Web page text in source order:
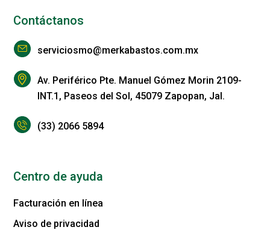
Contáctanos
serviciosmo@merkabastos.com.mx
Av. Periférico Pte. Manuel Gómez Morin 2109-
INT.1, Paseos del Sol, 45079 Zapopan, Jal.
(33) 2066 5894
Centro de ayuda
Facturación en línea
Aviso de privacidad